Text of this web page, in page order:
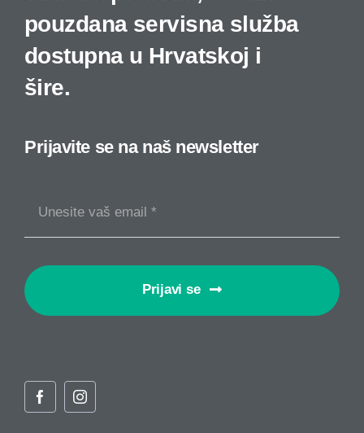
pouzdana servisna služba
dostupna u Hrvatskoj i
šire.
Prijavite se na naš newsletter
Prijavi se